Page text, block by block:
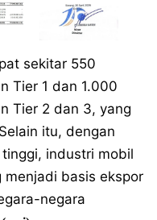
sekitar 550
Tier 1 dan 1.000
Tier 2 dan 3, yang
itu, dengan
industri mobil
basis ekspor
negara